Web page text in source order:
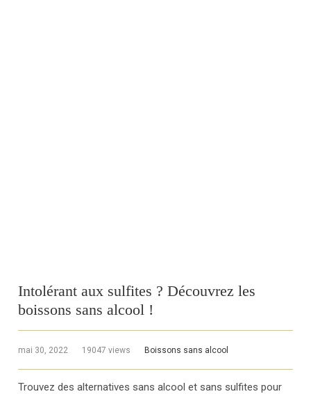
Intolérant aux sulfites ? Découvrez les
boissons sans alcool !
mai 30, 2022 19047 views Boissons sans alcool
Trouvez des alternatives sans alcool et sans sulfites pour